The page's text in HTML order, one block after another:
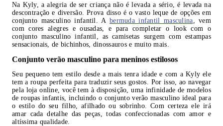
Na Kyly, a alegria de ser criança não é levada a sério, é levada na
descontração e diversão. Prova disso é o vasto leque de opções em
conjunto masculino infantil. Abermuda infantil masculina , vem
com cores alegres e ousadas, e para completar o look com o
conjunto masculino infantil, as camisetas surgem com estampas
sensacionais, de bichinhos, dinossauros e muito mais.
Conjunto verão masculino para meninos estilosos
Seu pequeno tem estilo desde a mais tenra idade e com a Kyly ele
tem a roupa perfeita para traduzir seus gostos. Por isso, ao navegar
pela loja online, você tem à disposição, uma infinidade de modelos
de roupas infantis, incluindo o conjunto verão masculino ideal para
o estilo do seu filho, afilhado ou sobrinho. Com certeza ele irá
amar cada detalhe das peças, todas confeccionadas com amor e
altíssima qualidade.